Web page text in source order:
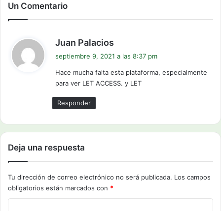
Un Comentario
Juan Palacios
e
:
septiembre 9, 2021 a las 8:37 pm
Hace mucha falta esta plataforma, especialmente
para ver LET ACCESS. y LET
Responder
Deja una respuesta
Tu dirección de correo electrónico no será publicada. Los campos
obligatorios están marcados con *